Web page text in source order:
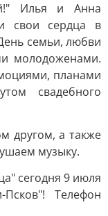
Илья и Анна
свои сердца в
семьи, любви
молодоженами.
планами
свадебного
другом, а также
музыку.
сегодня 9 июля
Телефон